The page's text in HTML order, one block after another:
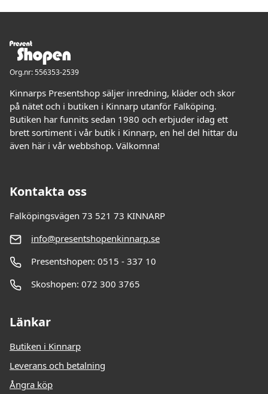
Org.nr: 556353-2539
Kinnarps Presentshop säljer inredning, kläder och skor
på nätet och i butiken i Kinnarp utanför Falköping.
Butiken har funnits sedan 1980 och erbjuder idag ett
brett sortiment i vår butik i Kinnarp, en hel del hittar du
även här i vår webbshop. Välkomna!
Kontakta oss
Falköpingsvägen 73 521 73 KINNARP
info@presentshopenkinnarp.se
Presentshopen: 0515 - 337 10
Skoshopen: 072 300 3765
Länkar
Butiken i Kinnarp
Leverans och betalning
Ångra köp